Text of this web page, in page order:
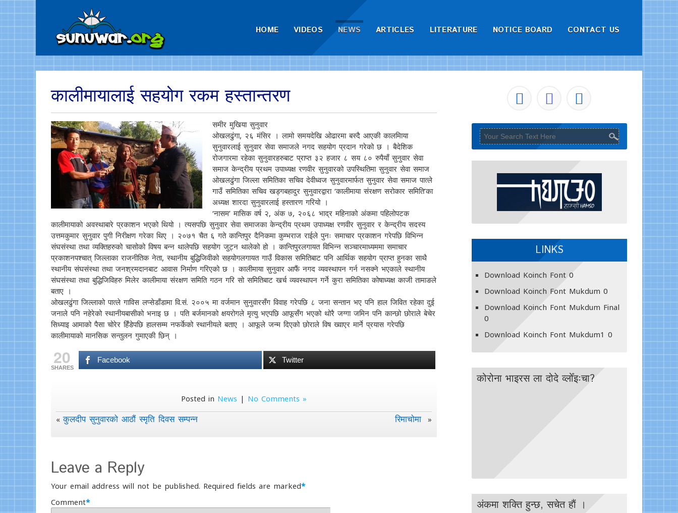
HOME VIDEOS NEWS ARTICLES LITERATURE NOTICE BOARD CONTACT US
कालीमायालाई सहयोग रकम हस्तान्तरण
समीर मुखिया सुनुवार
ओखलढुंगा, २६ मंसिर । लामो समयदेखि ओढारमा बस्दै आएकी कालमिाया
सुनुवारलाई सुनुवार सेवा समाजले नगद सहयोग प्रदान गरेको छ । बैदेशिक
रोजगारमा रहेका सुनुवारहरुबाट प्राप्त ३२ हजार ८ सय ८० रुपैयाँ सुनुवार सेवा
समाज केन्द्रीय प्रथम उपाध्यक्ष रणवीर सुनुवारको उपस्थितिमा सुनुवार सेवा समाज
ओखलढुंगा जिल्ला समितिका सचिव देवीध्वज सुनुवारमार्फत सुनुवार सेवा समाज पात्ले
गाउँ समितिका सचिव खड्गबहादुर सुनुवारद्वारा ‘कालीमाया संरक्षण सरोकार समिति’का
अध्यक्ष शारदा सुनुवारलाई हस्तारण गरियो ।
‘नासम’ मासिक वर्ष २, अंक ७, २०६८ भाद्र महिनाको अंकमा पहिलोपटक
कालीमायाको अवस्थाबारे प्रकाशन भएको थियो । त्यसपछि सुनुवार सेवा समाजका केन्द्रीय प्रथम उपाध्यक्ष रणवीर सुनुवार र केन्द्रीय सदस्य
उत्तमकुमार सुनुवार पुगी निरीक्षण गरेका थिए । २०७१ चैत ६ गते कान्तिपुर दैनिकमा कुम्भराज राईले पुनः समाचार प्रकाशन गरेपछि विभिन्न
संघसंस्था तथा व्यक्तिहरुको चासोको विषय बन्न थालेपछि सहयोग जुट्न थालेको हो । कान्तिपुरलगायत विभिन्न सञ्चारमाध्यममा समाचार
प्रकाशनपश्चात् जिल्लाका राजनीतिक नेता, स्थानीय बुद्धिजिवीको सहयोगलगायत गाउँ विकास समितिबाट पनि आर्थिक सहयोग प्राप्त हुनका साथै
स्थानीय संघसंस्था तथा जनश्रमदानबाट आवास निर्माण गरिएको छ । कालीमाया सुनुवार आफैं नगद व्यवस्थापन गर्न नसक्ने भएकाले स्थानीय
संघसंस्था तथा बुद्धिजिविहरु मिलेर कालीमाया संरक्षण समिति गठन गरि सो समितिबाट खर्च व्यवस्थापन गर्ने कुरा समितिका कोषाध्यक्ष काजी तामाङले
बताए ।
ओखलढुंगा जिल्लाको पात्ले गाविस लप्सेडाँडामा वि.सं. २००५ मा वर्जमान सुनुवारसँग विवाह गरेपछि ८ जना सन्तान भए पनि हाल जिवित रहेका दुई
जनाले पनि नहेरेको स्थानीयबासीको भनाइ छ । पति बर्जमानको क्षयरोगले मृत्यु भएपछि आफूसँग भएको थोरै जग्गा जमिन पनि कान्छो छोराले बेचेर
सिध्याइ आमाको पैसा चोरेर हिँडेपछि हालसम्म नफर्केको स्थानीयले बताए । आफूले जन्म दिएको छोराले विष ख्वाएर मार्ने प्रयास गरेपछि
कालीमायाको मानसिक सन्तुलन गुमाएकी छिन् ।
20
SHARES
Facebook Twitter
Posted in News | No Comments »
«कुलदीप सुनुवारको आठौं स्मृति दिवस सम्पन्न रिमाचोमा »
Leave a Reply
Your email address will not be published. Required fields are marked*
Comment*
LINKS
Download Koinch Font0
Download Koinch Font Mukdum 0
Download Koinch Font Mukdum Final
0
Download Koinch Font Mukdum1 0
कोरोना भाइरस ला दोदे व्लोँइःचा?
अंकमा शक्ति हुन्छ, सचेत हाैं ।